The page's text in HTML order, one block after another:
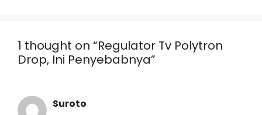
1 thought on “Regulator Tv Polytron
Drop, Ini Penyebabnya”
Suroto